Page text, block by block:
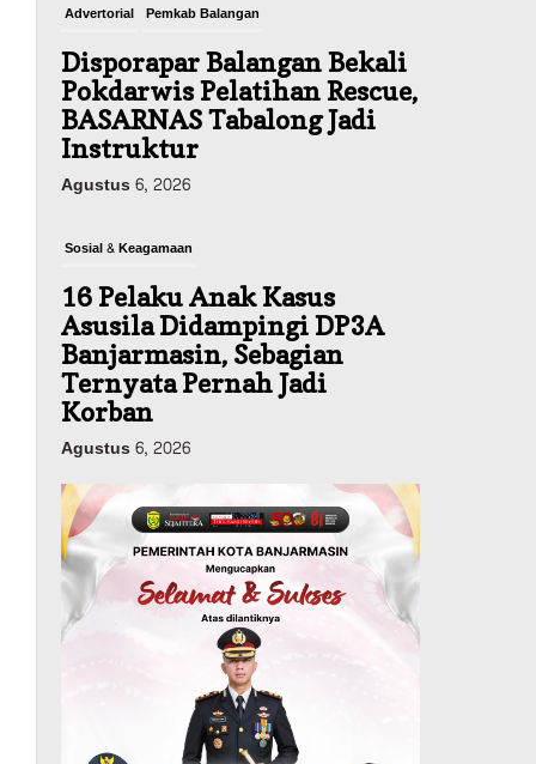
Advertorial Pemkab Balangan
Disporapar Balangan Bekali
Pokdarwis Pelatihan Rescue,
BASARNAS Tabalong Jadi
Instruktur
Agustus 6, 2026
Sosial & Keagamaan
16 Pelaku Anak Kasus
Asusila Didampingi DP3A
Banjarmasin, Sebagian
Ternyata Pernah Jadi
Korban
Agustus 6, 2026
Dinas PUPR Kalsel Pembangunan
Tindak Lanjut
Pascakecelakaan Maut,
Pemerintah Janji
Tingkatkan Fasilitas
Keselamatan Jalan
Alternatif Banjarbaru–